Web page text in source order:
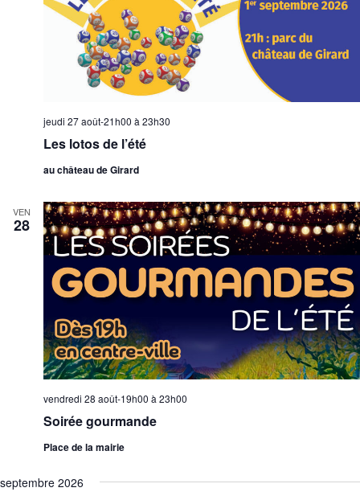
Les lotos de l’été
jeudi 27 août-21h00 à 23h30
au château de Girard
VEN
28
Soirée gourmande
vendredi 28 août-19h00 à 23h00
Place de la mairie
septembre 2026